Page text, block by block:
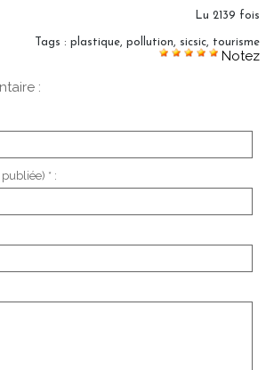
Lu 2139 fois
Tags : plastique, pollution, sicsic, tourisme
Notez
:
* :